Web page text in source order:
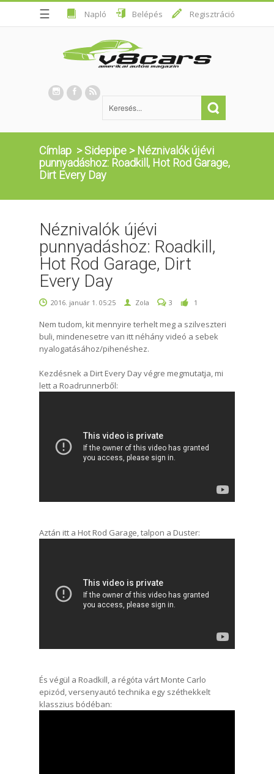
☰ Napló Belépés Regisztráció
Címlap >Sidepipe > Néznivalók újévi
punnyadáshoz: Roadkill, Hot Rod Garage,
Dirt Every Day
Néznivalók újévi
punnyadáshoz: Roadkill,
Hot Rod Garage, Dirt
Every Day
2016. január 1. 05:25 Zola 3 1
Nem tudom, kit mennyire terhelt meg a szilveszteri
buli, mindenesetre van itt néhány videó a sebek
nyalogatásához/pihenéshez.
Kezdésnek a Dirt Every Day végre megmutatja, mi
lett a Roadrunnerből:
Aztán itt a Hot Rod Garage, talpon a Duster:
És végül a Roadkill, a régóta várt Monte Carlo
epizód, versenyautó technika egy széthekkelt
klasszius bódéban: